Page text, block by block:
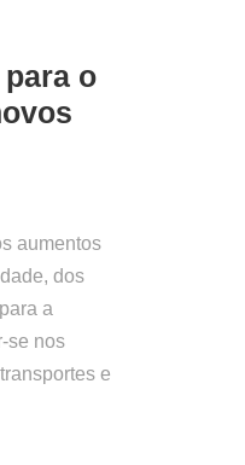
para o
aumentos
dos
a
se nos
e